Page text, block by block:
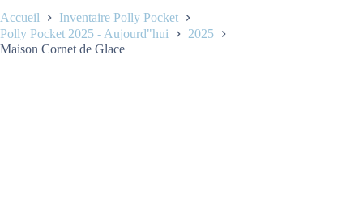
Accueil
Inventaire Polly Pocket
Polly Pocket 2025 - Aujourd"hui
2025
Maison Cornet de Glace